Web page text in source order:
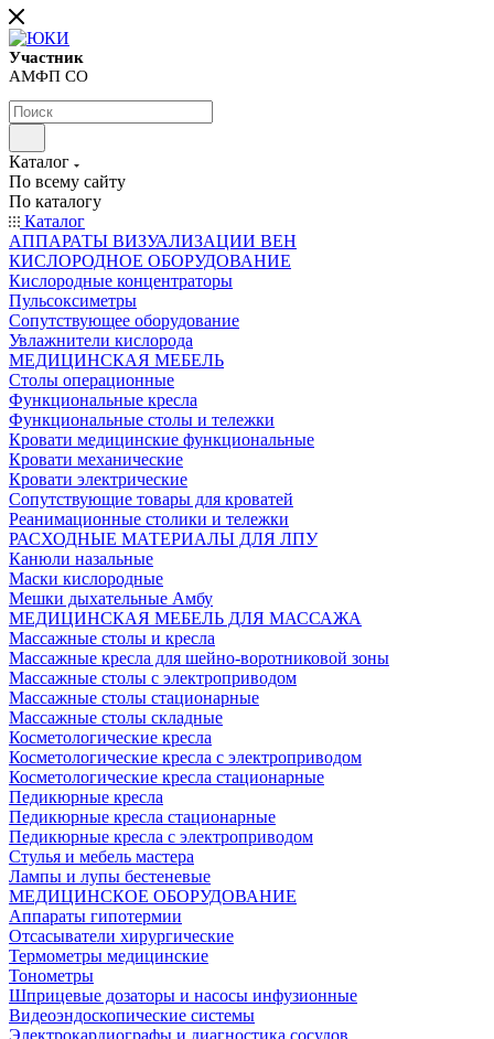
Участник
АМФП СО
Каталог
По всему сайту
По каталогу
Каталог
АППАРАТЫ ВИЗУАЛИЗАЦИИ ВЕН
КИСЛОРОДНОЕ ОБОРУДОВАНИЕ
Кислородные концентраторы
Пульсоксиметры
Сопутствующее оборудование
Увлажнители кислорода
МЕДИЦИНСКАЯ МЕБЕЛЬ
Столы операционные
Функциональные кресла
Функциональные столы и тележки
Кровати медицинские функциональные
Кровати механические
Кровати электрические
Сопутствующие товары для кроватей
Реанимационные столики и тележки
РАСХОДНЫЕ МАТЕРИАЛЫ ДЛЯ ЛПУ
Канюли назальные
Маски кислородные
Мешки дыхательные Амбу
МЕДИЦИНСКАЯ МЕБЕЛЬ ДЛЯ МАССАЖА
Массажные столы и кресла
Массажные кресла для шейно-воротниковой зоны
Массажные столы с электроприводом
Массажные столы стационарные
Массажные столы складные
Косметологические кресла
Косметологические кресла с электроприводом
Косметологические кресла стационарные
Педикюрные кресла
Педикюрные кресла стационарные
Педикюрные кресла с электроприводом
Стулья и мебель мастера
Лампы и лупы бестеневые
МЕДИЦИНСКОЕ ОБОРУДОВАНИЕ
Аппараты гипотермии
Отсасыватели хирургические
Термометры медицинские
Тонометры
Шприцевые дозаторы и насосы инфузионные
Видеоэндоскопические системы